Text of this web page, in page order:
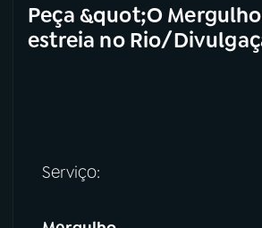
Peça &quot;O
estreia no Rio/
Serviço: